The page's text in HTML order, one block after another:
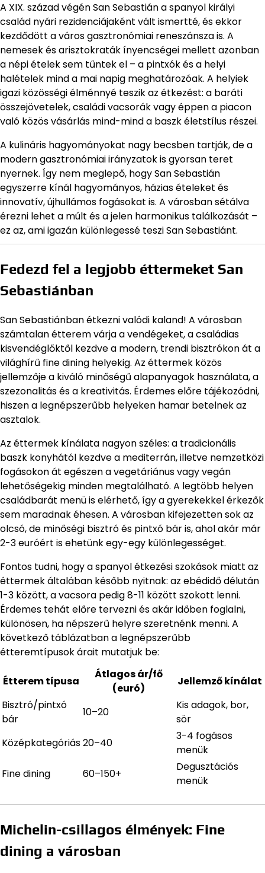
A XIX. század végén San Sebastián a spanyol királyi
család nyári rezidenciájaként vált ismertté, és ekkor
kezdődött a város gasztronómiai reneszánsza is. A
nemesek és arisztokraták ínyencségei mellett azonban
a népi ételek sem tűntek el – a pintxók és a helyi
halételek mind a mai napig meghatározóak. A helyiek
igazi közösségi élménnyé teszik az étkezést: a baráti
összejövetelek, családi vacsorák vagy éppen a piacon
való közös vásárlás mind-mind a baszk életstílus részei.
A kulináris hagyományokat nagy becsben tartják, de a
modern gasztronómiai irányzatok is gyorsan teret
nyernek. Így nem meglepő, hogy San Sebastián
egyszerre kínál hagyományos, házias ételeket és
innovatív, újhullámos fogásokat is. A városban sétálva
érezni lehet a múlt és a jelen harmonikus találkozását –
ez az, ami igazán különlegessé teszi San Sebastiánt.
Fedezd fel a legjobb éttermeket San
Sebastiánban
San Sebastiánban étkezni valódi kaland! A városban
számtalan étterem várja a vendégeket, a családias
kisvendéglőktől kezdve a modern, trendi bisztrókon át a
világhírű fine dining helyekig. Az éttermek közös
jellemzője a kiváló minőségű alapanyagok használata, a
szezonalitás és a kreativitás. Érdemes előre tájékozódni,
hiszen a legnépszerűbb helyeken hamar betelnek az
asztalok.
Az éttermek kínálata nagyon széles: a tradicionális
baszk konyhától kezdve a mediterrán, illetve nemzetközi
fogásokon át egészen a vegetáriánus vagy vegán
lehetőségekig minden megtalálható. A legtöbb helyen
családbarát menü is elérhető, így a gyerekekkel érkezők
sem maradnak éhesen. A városban kifejezetten sok az
olcsó, de minőségi bisztró és pintxó bár is, ahol akár már
2-3 euróért is ehetünk egy-egy különlegességet.
Fontos tudni, hogy a spanyol étkezési szokások miatt az
éttermek általában később nyitnak: az ebédidő délután
1-3 között, a vacsora pedig 8-11 között szokott lenni.
Érdemes tehát előre tervezni és akár időben foglalni,
különösen, ha népszerű helyre szeretnénk menni. A
következő táblázatban a legnépszerűbb
étteremtípusok árait mutatjuk be:
Étterem típusa
Átlagos ár/fő
(euró)
Jellemző kínálat
Bisztró/pintxó
bár
10–20
Kis adagok, bor,
sör
Középkategóriás20–40
3-4 fogásos
menük
Fine dining
60–150+
Degusztációs
menük
Michelin-csillagos élmények: Fine
dining a városban